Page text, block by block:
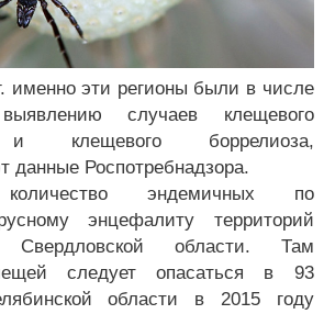
именно эти регионы были в числе
случаев клещевого
и клещевого боррелиоза,
данные Роспотребнадзора.
эндемичных по
энцефалиту территорий
области. Там
следует опасаться в 93
области в 2015 году